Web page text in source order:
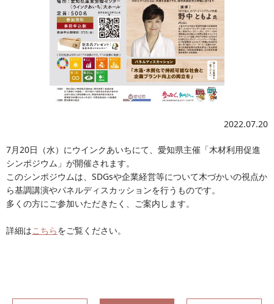
2022.07.20
7月20日（水）にウインクあいちにて、愛知県主催「木材利用促進
シンポジウム」が開催されます。
このシンポジウムは、SDGsや企業経営等について木づかいの視点か
ら基調講演やパネルディスカッションを行うものです。
多くの方にご参加いただきたく、ご案内します。
詳細はこちらをご覧ください。